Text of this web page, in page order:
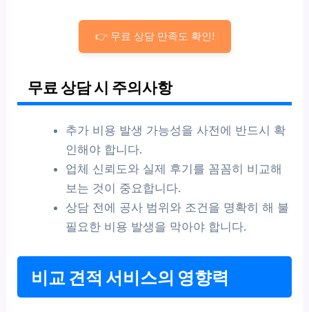
👉 무료 상담 만족도 확인!
무료 상담 시 주의사항
추가 비용 발생 가능성을 사전에 반드시 확
인해야 합니다.
업체 신뢰도와 실제 후기를 꼼꼼히 비교해
보는 것이 중요합니다.
상담 전에 공사 범위와 조건을 명확히 해 불
필요한 비용 발생을 막아야 합니다.
비교 견적 서비스의 영향력